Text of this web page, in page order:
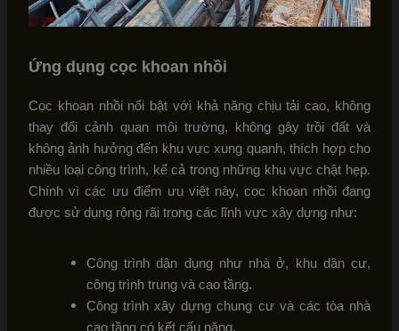
Ứng dụng cọc khoan nhồi
Cọc khoan nhồi nổi bật với khả năng chịu tải cao, không
thay đổi cảnh quan môi trường, không gây trồi đất và
không ảnh hưởng đến khu vực xung quanh, thích hợp cho
nhiều loại công trình, kể cả trong những khu vực chật hẹp.
Chính vì các ưu điểm ưu việt này, cọc khoan nhồi đang
được sử dụng rộng rãi trong các lĩnh vực xây dựng như:
Công trình dân dụng như nhà ở, khu dân cư,
công trình trung và cao tầng.
Công trình xây dựng chung cư và các tòa nhà
cao tầng có kết cấu nặng.